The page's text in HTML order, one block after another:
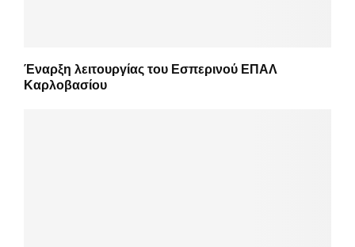
Έναρξη λειτουργίας του Εσπερινού ΕΠΑΛ
Καρλοβασίου